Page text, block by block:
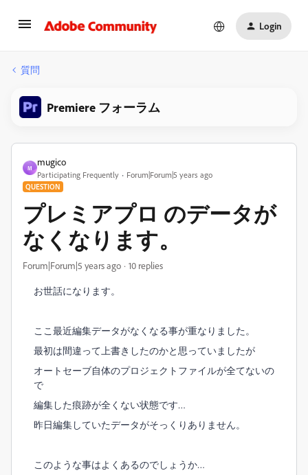
Login
質問
Premiere フォーラム
M
mugico
Participating Frequently Forum|Forum|5 years ago
QUESTION
プレミアプロ のデータが
なくなります。
Forum|Forum|5 years ago 10 replies
お世話になります。
ここ最近編集データがなくなる事が重なりました。
最初は間違って上書きしたのかと思っていましたが
オートセーブ自体のプロジェクトファイルが全てないの
で
編集した痕跡が全くない状態です…
昨日編集していたデータがそっくりありません。
このような事はよくあるのでしょうか…